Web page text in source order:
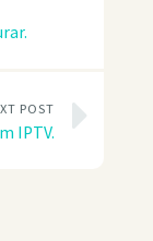
POST
IPTV.